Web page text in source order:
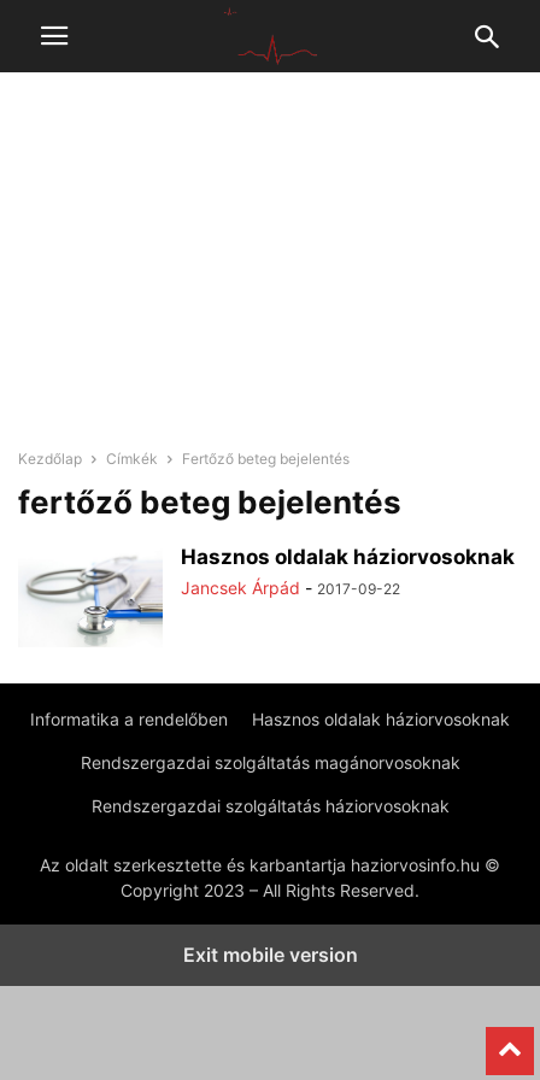
Kezdőlap Címkék Fertőző beteg bejelentés
fertőző beteg bejelentés
Hasznos oldalak háziorvosoknak
Jancsek Árpád - 2017-09-22
Informatika a rendelőben Hasznos oldalak háziorvosoknak
Rendszergazdai szolgáltatás magánorvosoknak
Rendszergazdai szolgáltatás háziorvosoknak
Az oldalt szerkesztette és karbantartja haziorvosinfo.hu ©
Copyright 2023 – All Rights Reserved.
Exit mobile version